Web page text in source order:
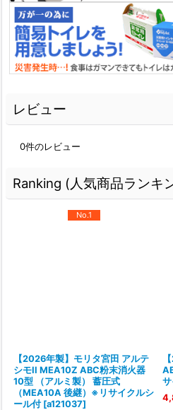
レビュー
0件のレビュー
Ranking (人気商品ランキ
No.1
【2026年製】モリタ宮田 アルテ
シモII MEA10Z ABC粉末消火器
10型 （アルミ製） 蓄圧式
（MEA10A 後継）※リサイクルシ
ール付 [a121037]